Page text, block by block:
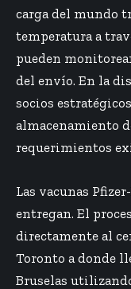
carga del mundo
temperatura a
pueden
del envío. En la
socios
almacenamiento
requerimientos
Las vacunas
entregan. El
directamente al
Toronto a donde
Bruselas